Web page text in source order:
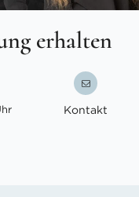
erhalten
Kontakt